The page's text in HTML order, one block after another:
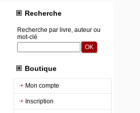
Recherche
Recherche par livre, auteur ou
mot-clé
Boutique
Mon compte
Inscription